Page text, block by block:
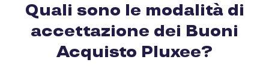
Quali sono le modalità di
accettazione dei Buoni
Acquisto Pluxee?